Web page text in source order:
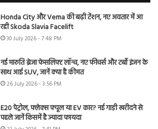
Honda City और Verna की बढ़ी टेंशन, नए अवतार में आ
रही Skoda Slavia Facelift
30 July 2026 - 7:48 PM
नई मारुति ब्रेजा फेसलिफ्ट लॉन्च, नए फीचर्स और टर्बो इंजन के
साथ आई SUV, जानें क्या है कीमत
26 July 2026 - 3:56 PM
E20 पेट्रोल, फ्लेक्स फ्यूल या EV कार? नई गाड़ी खरीदने से
पहले जानें किसमें है ज्यादा फायदा